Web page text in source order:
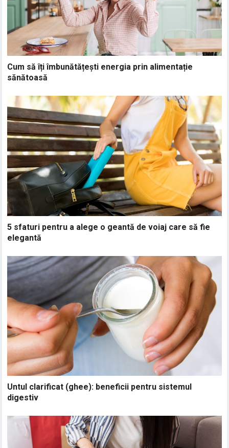
Cum să îți îmbunătățești energia prin alimentație
sănătoasă
5 sfaturi pentru a alege o geantă de voiaj care să fie
elegantă
Untul clarificat (ghee): beneficii pentru sistemul
digestiv